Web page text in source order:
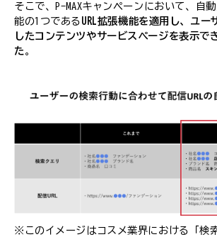
そこで、P-MAXキャンペーンにおいて、自
能の1つである URL拡張機能を適用し、ユー
したコンテンツやサービスページを表示で
た 。
※このイメージはコスメ業界における「検